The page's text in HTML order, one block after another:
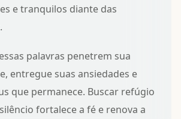
e tranquilos diante das
palavras penetrem sua
entregue suas ansiedades e
que permanece. Buscar refúgio
fortalece a fé e renova a